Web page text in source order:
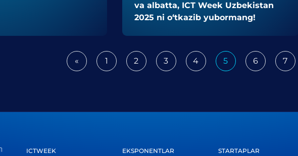
va albatta, ICT Week Uzbekistan
2025 ni o‘tkazib yubormang!
«Previous1 2 3 4 5 6 7
ICTWEEK
EKSPONENTLAR
STARTAPLAR